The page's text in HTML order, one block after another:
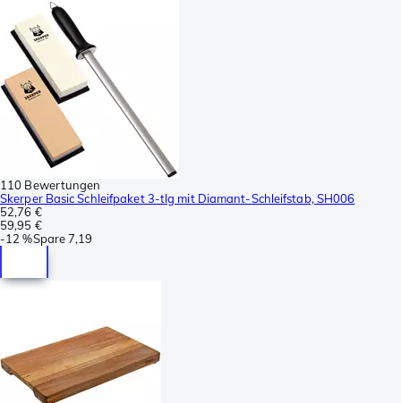
110 Bewertungen
Skerper Basic Schleifpaket 3-tlg mit Diamant-Schleifstab, SH006
52,76 €
59,95 €
-12 %Spare7,19